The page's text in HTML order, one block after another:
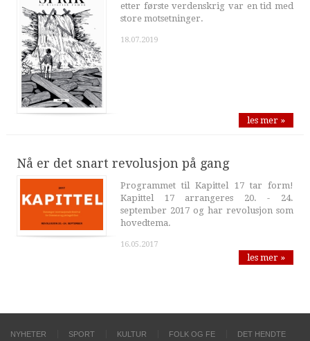
etter første verdenskrig var en tid med
store motsetninger.
18.07.2019
les mer »
Nå er det snart revolusjon på gang
Programmet til Kapittel 17 tar form!
Kapittel 17 arrangeres 20. - 24.
september 2017 og har revolusjon som
hovedtema.
16.05.2017
les mer »
NYHETER SPORT KULTUR FOLK OG FE DET HENDTE